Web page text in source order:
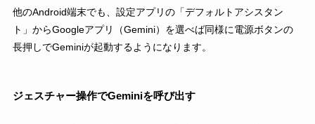
他のAndroid端末でも、設定アプリの「デフォルトアシスタン
ト」からGoogleアプリ（Gemini）を選べば同様に電源ボタンの
長押しでGeminiが起動するようになります。
ジェスチャー操作でGeminiを呼び出す